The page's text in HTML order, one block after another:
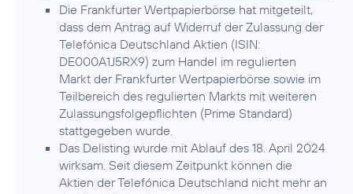
Die Frankfurter Wertpapierbörse hat mitgeteilt,
dass dem Antrag auf Widerruf der Zulassung der
Telefónica Deutschland Aktien (ISIN:
DE000A1J5RX9) zum Handel im regulierten
Markt der Frankfurter Wertpapierbörse sowie im
Teilbereich des regulierten Markts mit weiteren
Zulassungsfolgepflichten (Prime Standard)
stattgegeben wurde.
Das Delisting wurde mit Ablauf des 18. April 2024
wirksam. Seit diesem Zeitpunkt können die
Aktien der Telefónica Deutschland nicht mehr an